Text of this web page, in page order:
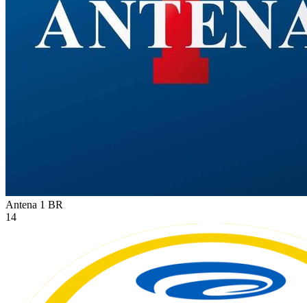
Antena 1 BR
14